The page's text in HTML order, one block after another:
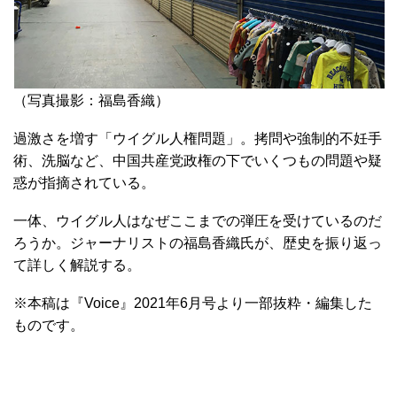
（写真撮影：福島香織）
過激さを増す「ウイグル人権問題」。拷問や強制的不妊手
術、洗脳など、中国共産党政権の下でいくつもの問題や疑
惑が指摘されている。
一体、ウイグル人はなぜここまでの弾圧を受けているのだ
ろうか。ジャーナリストの福島香織氏が、歴史を振り返っ
て詳しく解説する。
※本稿は『Voice』2021年6⽉号より⼀部抜粋・編集した
ものです。